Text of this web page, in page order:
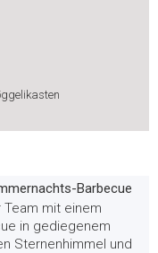
Barbecue
Team mit einem
in gediegenem
Sternenhimmel und